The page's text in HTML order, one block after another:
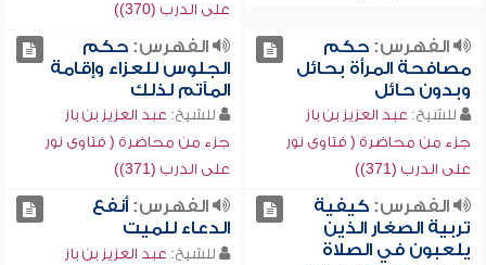
على الدرب (370))
الفهرس:حكم
مصافحة المرأة بحائل
وبدون حائل
للشيخ: عبد العزيز بن باز
جزء من محاضرة ( فتاوى نور
على الدرب (371))
الفهرس:حكم
الجلوس للعزاء وإقامة
المآتم لذلك
للشيخ: عبد العزيز بن باز
جزء من محاضرة ( فتاوى نور
على الدرب (371))
الفهرس:كيفية
تربية الصغار الذين
يلعبون في الصلاة
الفهرس:أنفع
الدعاء للميت
للشيخ: عبد العزيز بن باز